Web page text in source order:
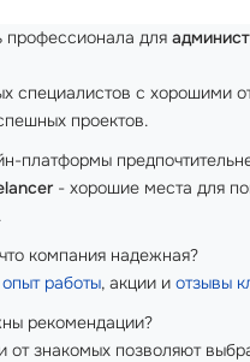
профессионала для
специалистов с хорошими
проектов.
платформы
- хорошие места для
что компания надежная?
опыт работы, акции и отзывы
рекомендации?
от знакомых позволяют